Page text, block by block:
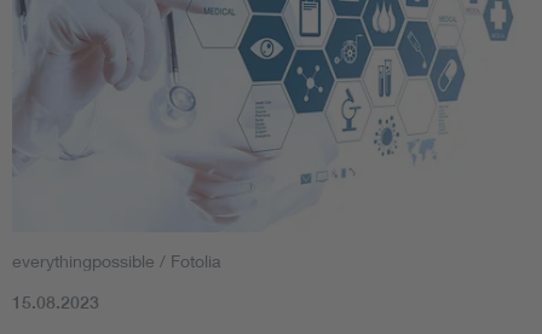
everythingpossible / Fotolia
15.08.2023